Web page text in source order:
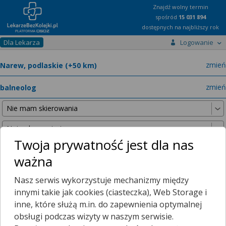
Znajdź wolny termin
spośród 15 031 894
dostępnych na najbliższy rok
Dla Lekarza Logowanie
zmień
zmień
Nie znaleźliśmy żadnych lekarzy w promieniu25 km , dlatego
zwiększyliśmy promień wyszukiwania do
50 km
Twoja prywatność jest dla nas
ważna
Nasz serwis wykorzystuje mechanizmy między
innymi takie jak cookies (ciasteczka), Web Storage i
inne, które służą m.in. do zapewnienia optymalnej
obsługi podczas wizyty w naszym serwisie.